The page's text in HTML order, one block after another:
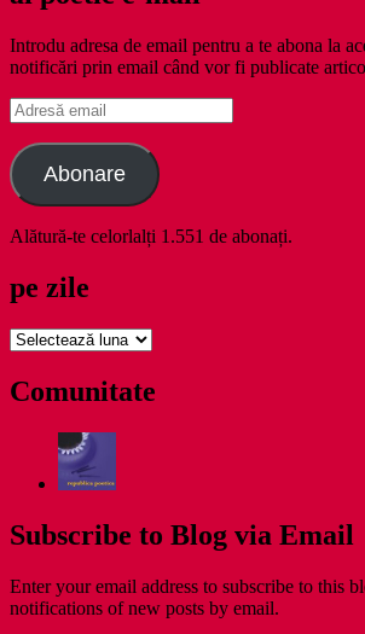
Introdu adresa de email pentru a te abona la
notificări prin email când vor fi publicate
Adresă
email
Abonare
Alătură-te celorlalți 1.551 de abonați.
pe zile
pe
Comunitate
Subscribe to Blog via Email
Enter your email address to subscribe to this
notifications of new posts by email.